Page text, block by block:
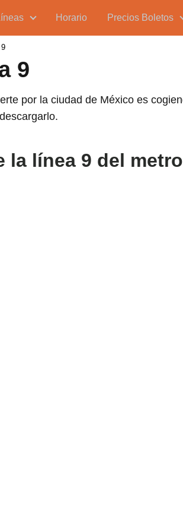
Horario Precios Boletos
9
por la ciudad de México es
la línea 9 del